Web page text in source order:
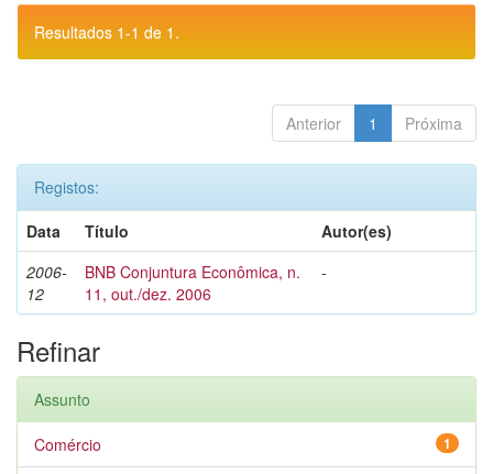
Resultados 1-1 de 1.
Anterior 1 Próxima
Registos:
Data
Título
Autor(es)
2006-
12
BNB Conjuntura Econômica, n.
11, out./dez. 2006
-
Refinar
Assunto
1
Comércio